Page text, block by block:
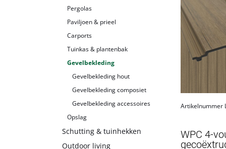
Pergolas
Paviljoen & prieel
Carports
Tuinkas & plantenbak
Gevelbekleding
Gevelbekleding hout
Gevelbekleding composiet
Gevelbekleding accessoires
Opslag
Schutting & tuinhekken
Outdoor living
Artikelnummer
WPC 4-